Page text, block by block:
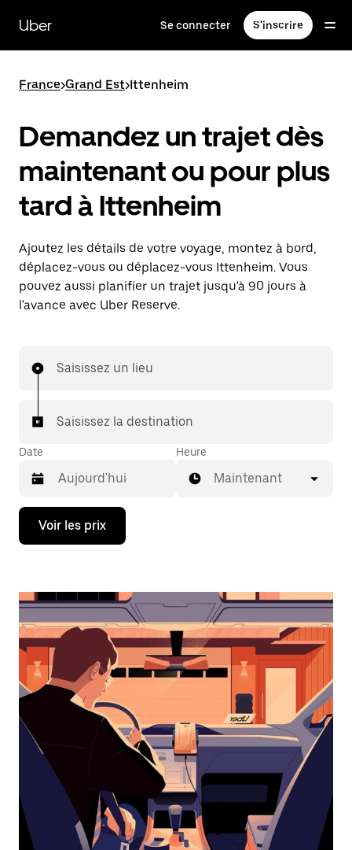
contenu
principal
Uber Se connecter S'inscrire
France>Grand Est>Ittenheim
Demandez un trajet dès
maintenant ou pour plus
tard à Ittenheim
Ajoutez les détails de votre voyage, montez à bord,
déplacez-vous ou déplacez-vous Ittenheim. Vous
pouvez aussi planifier un trajet jusqu'à 90 jours à
l'avance avec Uber Reserve.
Saisissez un lieu
Saisissez la destination
Date
Appuyez
la
bas
ouvrir
le
calendrier
sélectionner
une
date.
Appuyez
sur
touche
pour
fermer
le
calendrier.
Heure
Maintenant
Voir les prix